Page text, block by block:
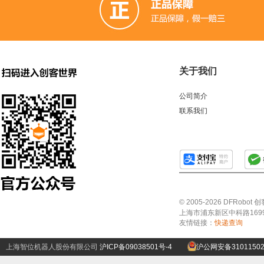
关于我们
公司简介
联系我们
© 2005-2026 DFRobot 创
上海市浦东新区中科路
友情链接：快递查询
上海智位机器人股份有限公司 沪ICP备09038501号-4 沪公网安备